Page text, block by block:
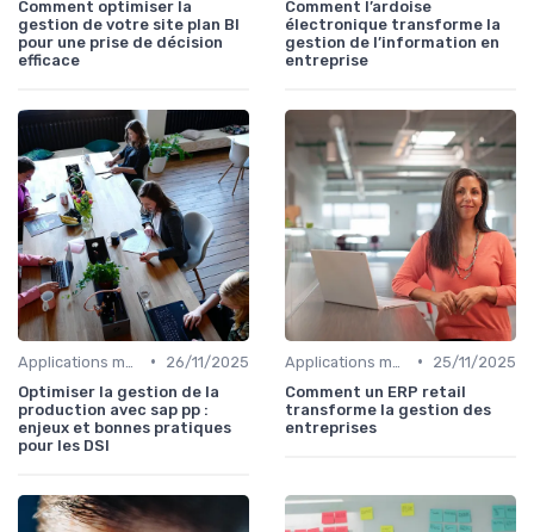
Comment optimiser la
gestion de votre site plan BI
pour une prise de décision
efficace
Comment l’ardoise
électronique transforme la
gestion de l’information en
entreprise
•
26/11/2025
Optimiser la gestion de la
production avec sap pp :
enjeux et bonnes pratiques
pour les DSI
•
25/11/2025
Comment un ERP retail
transforme la gestion des
entreprises